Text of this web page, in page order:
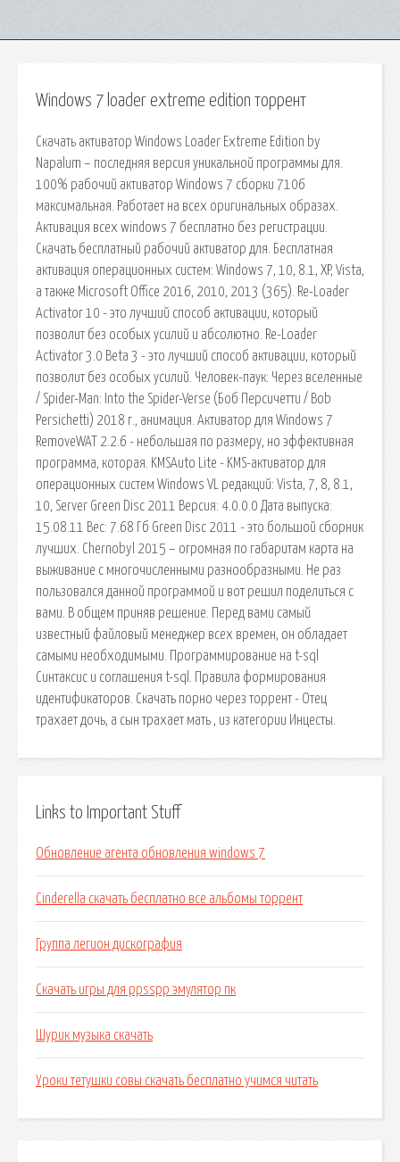
Windows 7 loader extreme edition торрент
Скачать активатор Windows Loader Extreme Edition by
Napalum – последняя версия уникальной программы для.
100% рабочий активатор Windows 7 сборки 7106
максимальная. Работает на всех оригинальных образах.
Активация всех windows 7 бесплатно без регистрации.
Скачать бесплатный рабочий активатор для. Бесплатная
активация операционных систем: Windows 7, 10, 8.1, XP, Vista,
а также Microsoft Office 2016, 2010, 2013 (365). Re-Loader
Activator 10 - это лучший способ активации, который
позволит без особых усилий и абсолютно. Re-Loader
Activator 3.0 Beta 3 - это лучший способ активации, который
позволит без особых усилий. Человек-паук: Через вселенные
/ Spider-Man: Into the Spider-Verse (Боб Персичетти / Bob
Persichetti) 2018 г., анимация. Активатор для Windows 7
RemoveWAT 2.2.6 - небольшая по размеру, но эффективная
программа, которая. KMSAuto Lite - KMS-активатор для
операционных систем Windows VL редакций: Vista, 7, 8, 8.1,
10, Server Green Disc 2011 Версия: 4.0.0.0 Дата выпуска:
15.08.11 Вес: 7.68 Гб Green Disc 2011 - это большой сборник
лучших. Chernobyl 2015 – огромная по габаритам карта на
выживание с многочисленными разнообразными. Не раз
пользовался данной программой и вот решил поделиться с
вами. В общем приняв решение. Перед вами самый
известный файловый менеджер всех времен, он обладает
самыми необходимыми. Программирование на t-sql
Синтаксис и соглашения t-sql. Правила формирования
идентификаторов. Скачать порно через торрент - Отец
трахает дочь, а сын трахает мать , из категории Инцесты.
Links to Important Stuff
Обновление агента обновления windows 7
Cinderella скачать бесплатно все альбомы торрент
Группа легион дискография
Скачать игры для ppsspp эмулятор пк
Шурик музыка скачать
Уроки тетушки совы скачать бесплатно учимся читать